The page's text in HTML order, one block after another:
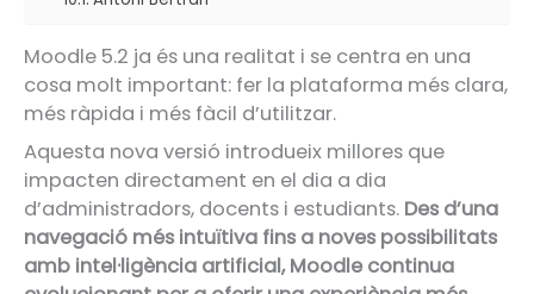
Moodle 5.2 ja és una realitat i se centra en una
cosa molt important: fer la plataforma més clara,
més ràpida i més fàcil d’utilitzar.
Aquesta nova versió introdueix millores que
impacten directament en el dia a dia
d’administradors, docents i estudiants. Des d’una
navegació més intuïtiva fins a noves possibilitats
amb intel·ligència artificial, Moodle continua